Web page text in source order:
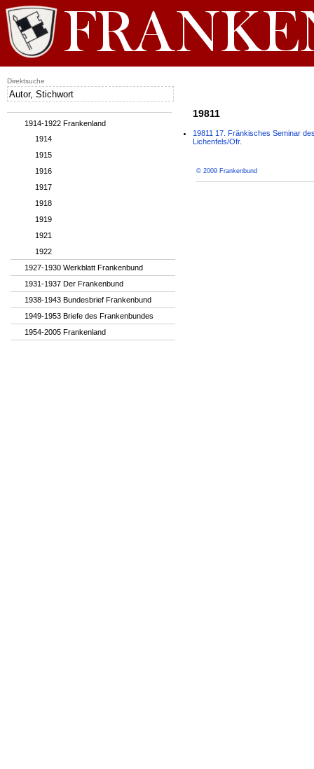
19811
19811 17. Fränkisches Seminar
Lichenfels/Ofr.
© 2009 Frankenbund
1914-1922 Frankenland
1914
1915
1916
1917
1918
1919
1921
1922
1927-1930 Werkblatt Frankenbund
1931-1937 Der Frankenbund
1938-1943 Bundesbrief Frankenbund
1949-1953 Briefe des Frankenbundes
1954-2005 Frankenland
Direktsuche